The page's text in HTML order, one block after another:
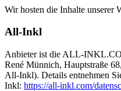
Wir hosten die Inhalte unserer
All-Inkl
Anbieter ist die ALL-
René Münnich, Hauptstraße
All-Inkl). Details entnehmen
Inkl: https://all-inkl.com/